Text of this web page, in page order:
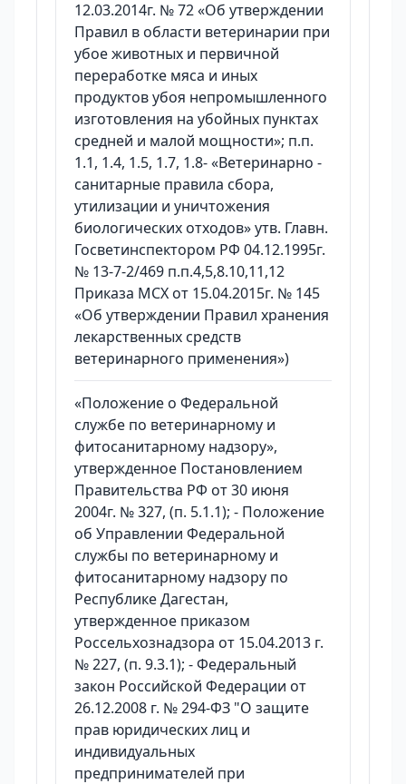
12.03.2014г. № 72 «Об утверждении
Правил в области ветеринарии при
убое животных и первичной
переработке мяса и иных
продуктов убоя непромышленного
изготовления на убойных пунктах
средней и малой мощности»; п.п.
1.1, 1.4, 1.5, 1.7, 1.8- «Ветеринарно -
санитарные правила сбора,
утилизации и уничтожения
биологических отходов» утв. Главн.
Госветинспектором РФ 04.12.1995г.
№ 13-7-2/469 п.п.4,5,8.10,11,12
Приказа МСХ от 15.04.2015г. № 145
«Об утверждении Правил хранения
лекарственных средств
ветеринарного применения»)
«Положение о Федеральной
службе по ветеринарному и
фитосанитарному надзору»,
утвержденное Постановлением
Правительства РФ от 30 июня
2004г. № 327, (п. 5.1.1); - Положение
об Управлении Федеральной
службы по ветеринарному и
фитосанитарному надзору по
Республике Дагестан,
утвержденное приказом
Россельхознадзора от 15.04.2013 г.
№ 227, (п. 9.3.1); - Федеральный
закон Российской Федерации от
26.12.2008 г. № 294-ФЗ "О защите
прав юридических лиц и
индивидуальных
предпринимателей при